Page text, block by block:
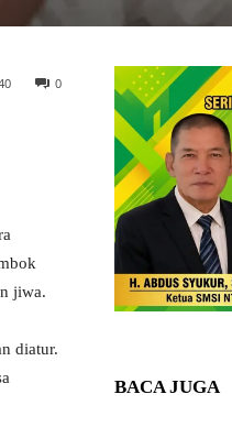
0
jiwa.
diatur.
BACA JUGA